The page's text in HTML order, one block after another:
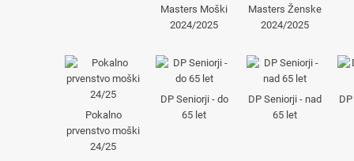
Masters Moški
2024/2025
Masters Ženske
2024/2025
Pokalno
prvenstvo moški
24/25
DP Seniorji - do
65 let
DP Seniorji - nad
65 let